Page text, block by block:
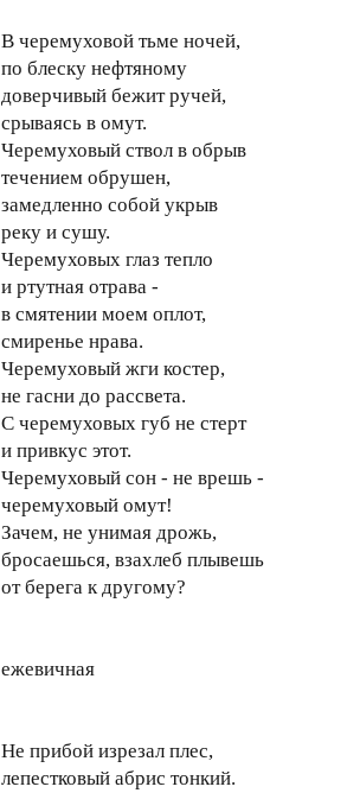
В черемуховой тьме ночей,
по блеску нефтяному
доверчивый бежит ручей,
срываясь в омут.
Черемуховый ствол в обрыв
течением обрушен,
замедленно собой укрыв
реку и сушу.
Черемуховых глаз тепло
и ртутная отрава -
в смятении моем оплот,
смиренье нрава.
Черемуховый жги костер,
не гасни до рассвета.
С черемуховых губ не стерт
и привкус этот.
Черемуховый сон - не врешь -
черемуховый омут!
Зачем, не унимая дрожь,
бросаешься, взахлеб плывешь
от берега к другому?
ежевичная
Не прибой изрезал плес,
лепестковый абрис тонкий.